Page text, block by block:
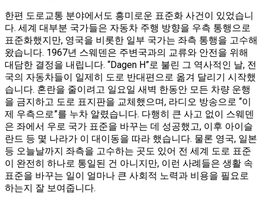
한편 도로교통 분야에서도 흥미로운 표준화 사건이 있었습니
다. 세계 대부분 국가들은 자동차 주행 방향을 우측 통행으로
표준화했지만, 영국을 비롯한 일부 국가는 좌측 통행을 고수해
왔습니다. 1967년 스웨덴은 주변국과의 교류와 안전을 위해
대담한 결정을 내립니다. “Dagen H”로 불린 그 역사적인 날, 전
국의 자동차들이 일제히 도로 반대편으로 옮겨 달리기 시작했
습니다. 혼란을 줄이려고 일요일 새벽 한동안 모든 차량 운행
을 금지하고 도로 표지판을 교체했으며, 라디오 방송으로 “이
제 우측으로”를 누차 알렸습니다. 다행히 큰 사고 없이 스웨덴
은 좌에서 우로 국가 표준을 바꾸는 데 성공했고, 이후 아이슬
란드 등 몇 나라가 이 대이동을 따라 했습니다. 물론 영국, 일본
등 오늘날까지 좌측을 고수하는 곳도 있어 전 세계 도로 표준
이 완전히 하나로 통일된 건 아니지만, 이런 사례들은 생활 속
표준을 바꾸는 일이 얼마나 큰 사회적 노력과 비용을 필요로
하는지 잘 보여줍니다.